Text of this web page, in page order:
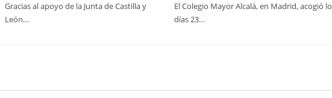
Gracias al apoyo de la Junta de Castilla y
León…
El Colegio Mayor Alcalá, en Madrid, acogió
días 23…